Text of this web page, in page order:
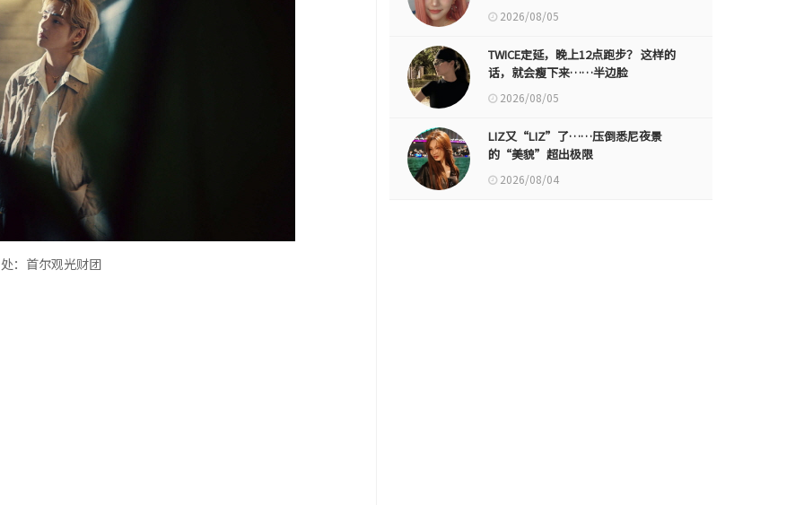
：首尔观光财团
2026/08/05
TWICE定延，晚上12点跑步？ 这样的
话，就会瘦下来……半边脸
2026/08/05
LIZ又“LIZ”了……压倒悉尼夜景
的“美貌”超出极限
2026/08/04